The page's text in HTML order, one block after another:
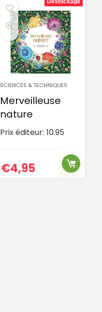
Déstockage
SCIENCES & TECHNIQUES
Merveilleuse
nature
Prix éditeur: 10.95
€4,95